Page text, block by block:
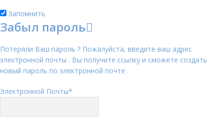
Запомнить
Забыл пароль
Потеряли Ваш пароль ? Пожалуйста, введите ваш адрес
электронной почты . Вы получите ссылку и сможете создать
новый пароль по электронной почте .
Электронной Почты*